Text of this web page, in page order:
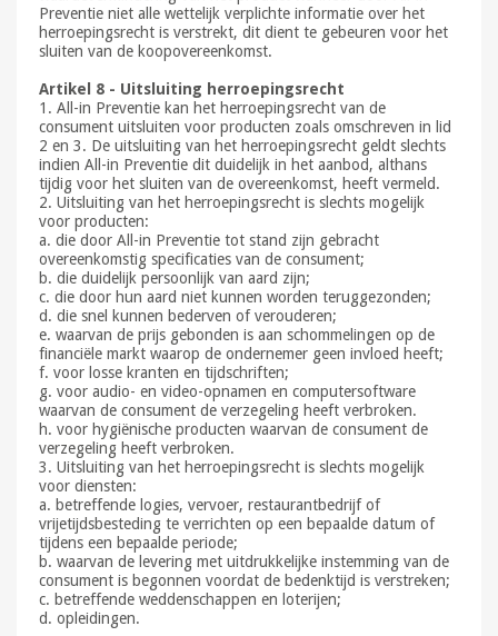
Preventie niet alle wettelijk verplichte informatie over het
herroepingsrecht is verstrekt, dit dient te gebeuren voor het
sluiten van de koopovereenkomst.
Artikel 8 - Uitsluiting herroepingsrecht
1. All-in Preventie kan het herroepingsrecht van de
consument uitsluiten voor producten zoals omschreven in lid
2 en 3. De uitsluiting van het herroepingsrecht geldt slechts
indien All-in Preventie dit duidelijk in het aanbod, althans
tijdig voor het sluiten van de overeenkomst, heeft vermeld.
2. Uitsluiting van het herroepingsrecht is slechts mogelijk
voor producten:
a. die door All-in Preventie tot stand zijn gebracht
overeenkomstig specificaties van de consument;
b. die duidelijk persoonlijk van aard zijn;
c. die door hun aard niet kunnen worden teruggezonden;
d. die snel kunnen bederven of verouderen;
e. waarvan de prijs gebonden is aan schommelingen op de
financiële markt waarop de ondernemer geen invloed heeft;
f. voor losse kranten en tijdschriften;
g. voor audio- en video-opnamen en computersoftware
waarvan de consument de verzegeling heeft verbroken.
h. voor hygiënische producten waarvan de consument de
verzegeling heeft verbroken.
3. Uitsluiting van het herroepingsrecht is slechts mogelijk
voor diensten:
a. betreffende logies, vervoer, restaurantbedrijf of
vrijetijdsbesteding te verrichten op een bepaalde datum of
tijdens een bepaalde periode;
b. waarvan de levering met uitdrukkelijke instemming van de
consument is begonnen voordat de bedenktijd is verstreken;
c. betreffende weddenschappen en loterijen;
d. opleidingen.